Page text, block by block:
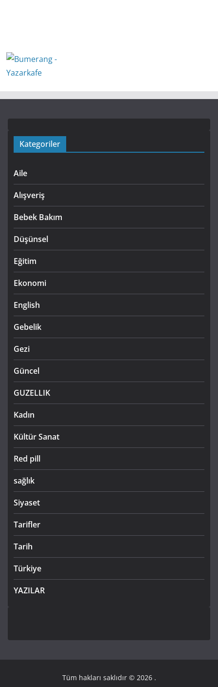
Kategoriler
Aile
Alışveriş
Bebek Bakım
Düşünsel
Eğitim
Ekonomi
English
Gebelik
Gezi
Güncel
GUZELLIK
Kadın
Kültür Sanat
Red pill
sağlık
Siyaset
Tarifler
Tarih
Türkiye
YAZILAR
Tüm hakları saklıdır © 2026 .